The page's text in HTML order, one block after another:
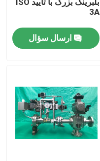
بلبرینگ بزرگ با تایید ISO
3A
ارسال سؤال